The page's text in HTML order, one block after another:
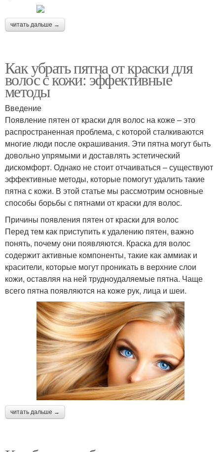
читать дальше →
Как убрать пятна от краски для
волос с кожи: эффективные
методы
Введение
Появление пятен от краски для волос на коже – это
распространенная проблема, с которой сталкиваются
многие люди после окрашивания. Эти пятна могут быть
довольно упрямыми и доставлять эстетический
дискомфорт. Однако не стоит отчаиваться – существуют
эффективные методы, которые помогут удалить такие
пятна с кожи. В этой статье мы рассмотрим основные
способы борьбы с пятнами от краски для волос.
Причины появления пятен от краски для волос
Перед тем как приступить к удалению пятен, важно
понять, почему они появляются. Краска для волос
содержит активные компоненты, такие как аммиак и
красители, которые могут проникать в верхние слои
кожи, оставляя на ней трудноудаляемые пятна. Чаще
всего пятна появляются на коже рук, лица и шеи.
читать дальше →